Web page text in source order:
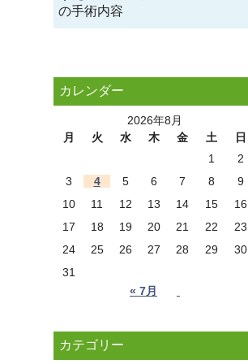
の手術内容
カレンダー
2026年8月
月
火 水 木 金 土
日
1
2
3
4 5 6 7 8
9
10
11 12 13 14 15
16
17
18 19 20 21 22
23
24
25 26 27 28 29
30
31
« 7月
カテゴリー